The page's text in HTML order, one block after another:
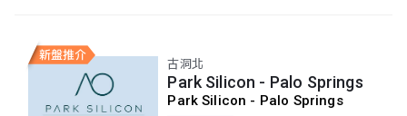
古洞北
Park Silicon - Palo Springs
Park Silicon - Palo Springs